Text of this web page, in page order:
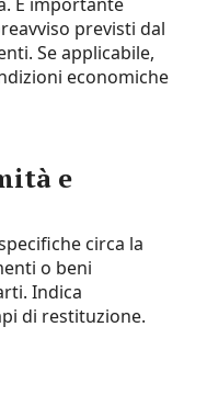
previsti dal
Se applicabile,
economiche
e
circa la
o beni
Indica
di restituzione.